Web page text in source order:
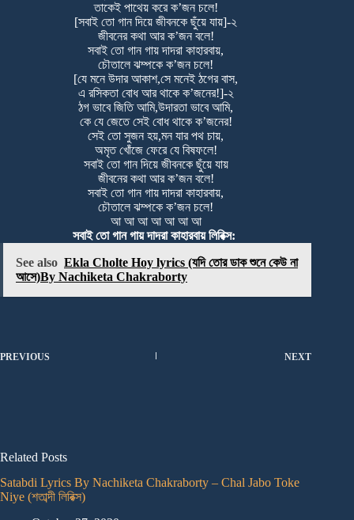
তাকেই পাথেয় করে ক’জন চলে!
[সবাই তো গান দিয়ে জীবনকে ছুঁয়ে যায়]-২
জীবনের কথা আর ক’জন বলে!
সবাই তো গান গায় দাদরা কাহারবায়,
চৌতালে ঝম্পকে ক’জন চলে!
[যে মনে উদার আকাশ,সে মনেই ঠগের বাস,
এ রসিকতা বোধ আর থাকে ক’জনের!]-২
ঠগ ভাবে জিতি আমি,উদারতা ভাবে আমি,
কে যে জেতে সেই বোধ থাকে ক’জনের!
সেই তো সুজন হয়,মন যার পথ চায়,
অমৃত খোঁজে ফেরে যে বিষফলে!
সবাই তো গান দিয়ে জীবনকে ছুঁয়ে যায়
জীবনের কথা আর ক’জন বলে!
সবাই তো গান গায় দাদরা কাহারবায়,
চৌতালে ঝম্পকে ক’জন চলে!
আ আ আ আ আ আ আ
সবাই তো গান গায় দাদরা কাহারবায় লিরিক্স:
See also Ekla Cholte Hoy lyrics (যদি তোর ডাক শুনে কেউ না
আসে)By Nachiketa Chakraborty
PREVIOUS NEXT
Related Posts
Satabdi Lyrics By Nachiketa Chakraborty – Chal Jabo Toke
Niye (শতাব্দী লিরিক্স)